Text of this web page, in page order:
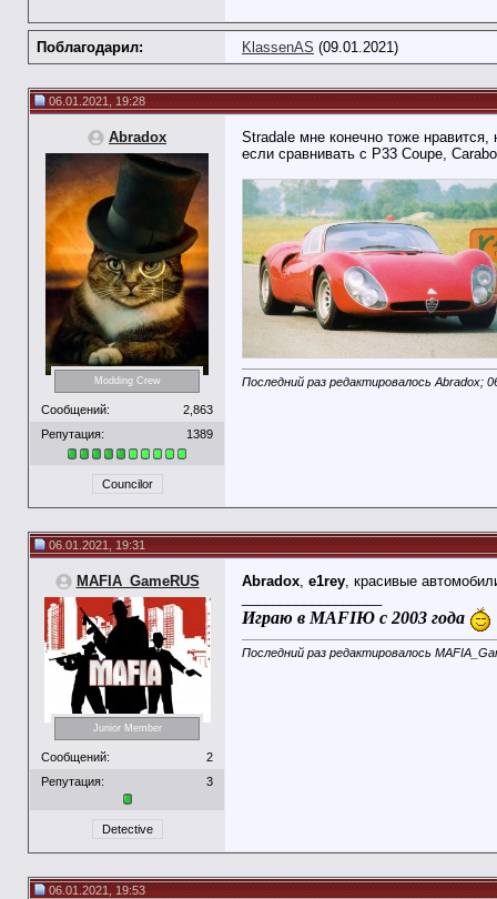
Поблагодарил: KlassenAS (09.01.2021)
06.01.2021, 19:28
Abradox
Modding Crew
Сообщений:
2,863
Репутация:
1389
Councilor
Stradale мне конечно тоже
если сравнивать с P33 Coupe,
Последний раз редактировалось Abradox;
06.01.2021, 19:31
MAFIA_GameRUS
Junior Member
Сообщений:
2
Репутация:
3
Detective
Abradox, e1rey, красивые
Играю в MAFIЮ с 2003 года
Последний раз редактировалось
06.01.2021, 19:53